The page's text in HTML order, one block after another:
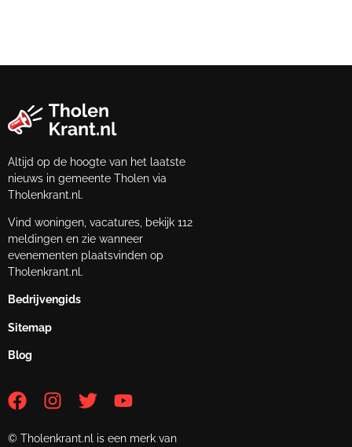
Altijd op de hoogte van het laatste
nieuws in gemeente Tholen via
Tholenkrant.nl.
Vind woningen, vacatures, bekijk 112
meldingen en zie wanneer
evenementen plaatsvinden op
Tholenkrant.nl.
Bedrijvengids
Sitemap
Blog
© Tholenkrant.nl is een merk van